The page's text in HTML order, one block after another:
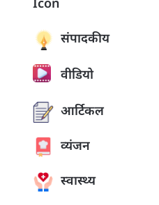
संपादकीय
वीडियो
आर्टिकल
व्यंजन
स्वास्थ्य